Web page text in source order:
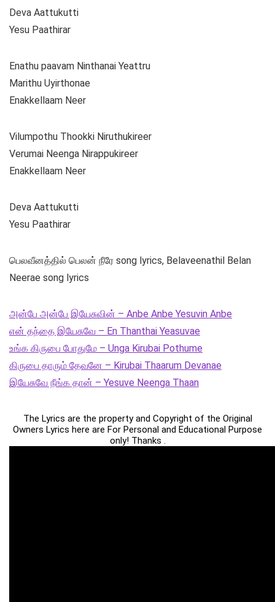
Deva Aattukutti
Yesu Paathirar
Enathu paavam Ninthanai Yeattru
Marithu Uyirthonae
Enakkellaam Neer
Vilumpothu Thookki Niruthukireer
Verumai Neenga Nirappukireer
Enakkellaam Neer
Deva Aattukutti
Yesu Paathirar
பெலவீனத்தில் பெலன் நீரே song lyrics, Belaveenathil Belan
Neerae song lyrics
அன்பே அன்பே இயேசுவின் – Anbe Anbe Yesuvin Anbe
என் தந்தை இயேசுவே – En Thanthai Yeasuvae
உங்க கிருபை போதுமே – Unga Kirubai Pothume
கிருபை தாரும் தேவனே – Kirubai Thaarum Devanae
இயேசுவே நீங்க தான் – Yesuve Neenga Thaan
The Lyrics are the property and Copyright of the Original
Owners Lyrics here are For Personal and Educational Purpose
only! Thanks .